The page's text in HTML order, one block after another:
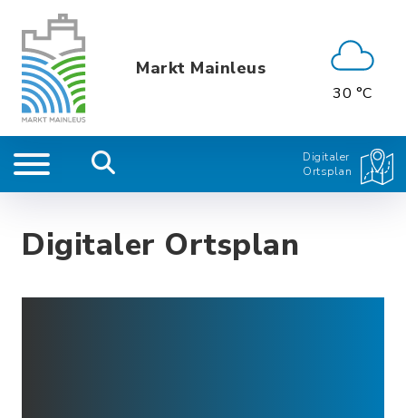
Markt Mainleus
30 °C
Digitaler
Ortsplan
Digitaler Ortsplan